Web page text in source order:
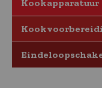
Kookapparatuur